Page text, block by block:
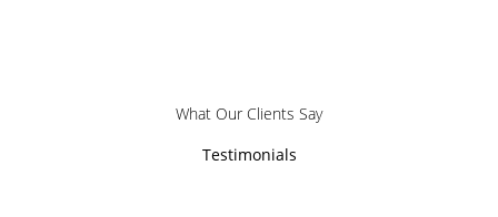
What Our Clients Say
Testimonials